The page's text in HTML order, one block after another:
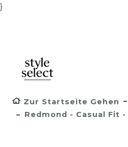
}
Zur Startseite Gehen
Redmond - Casual Fit